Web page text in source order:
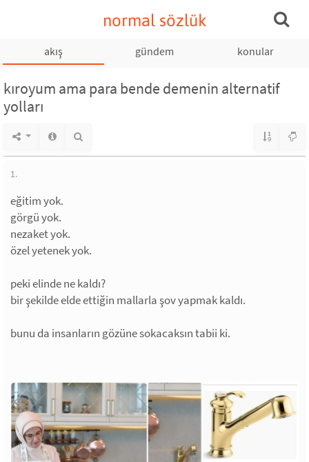
normal sözlük
akış gündem konular
kıroyum ama para bende demenin alternatif
yolları
1.
eğitim yok.
görgü yok.
nezaket yok.
özel yetenek yok.
peki elinde ne kaldı?
bir şekilde elde ettiğin mallarla şov yapmak kaldı.
bunu da insanların gözüne sokacaksın tabii ki.